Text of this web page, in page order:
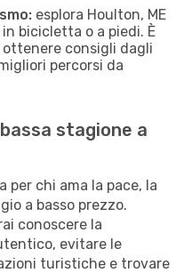
esplora Houlton, ME
bicicletta o a piedi. È
ottenere consigli dagli
percorsi da
stagione a
per chi ama la pace, la
a basso prezzo.
conoscere la
evitare le
turistiche e trovare